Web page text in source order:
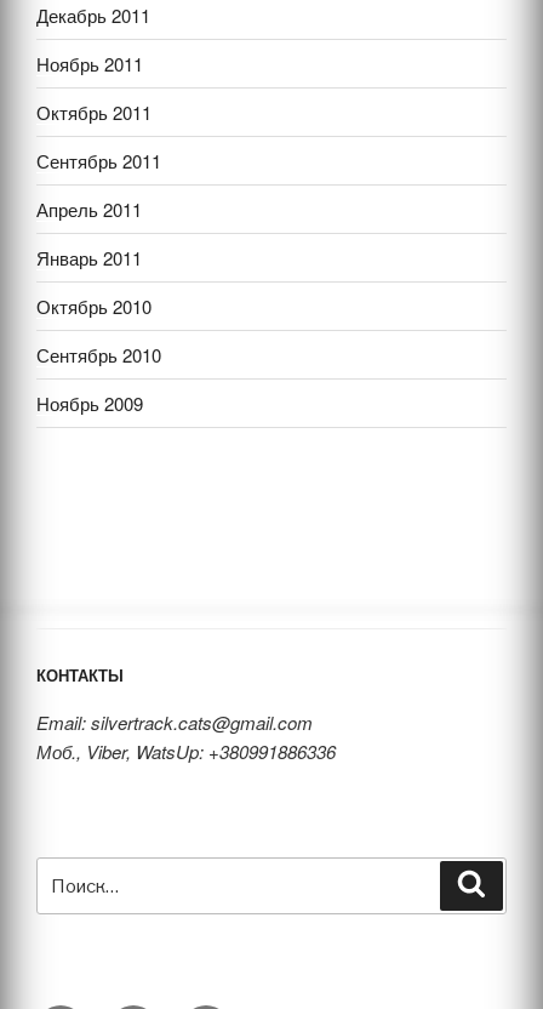
Декабрь 2011
Ноябрь 2011
Октябрь 2011
Сентябрь 2011
Апрель 2011
Январь 2011
Октябрь 2010
Сентябрь 2010
Ноябрь 2009
КОНТАКТЫ
Email: silvertrack.cats@gmail.com
Моб., Viber, WatsUp: +380991886336